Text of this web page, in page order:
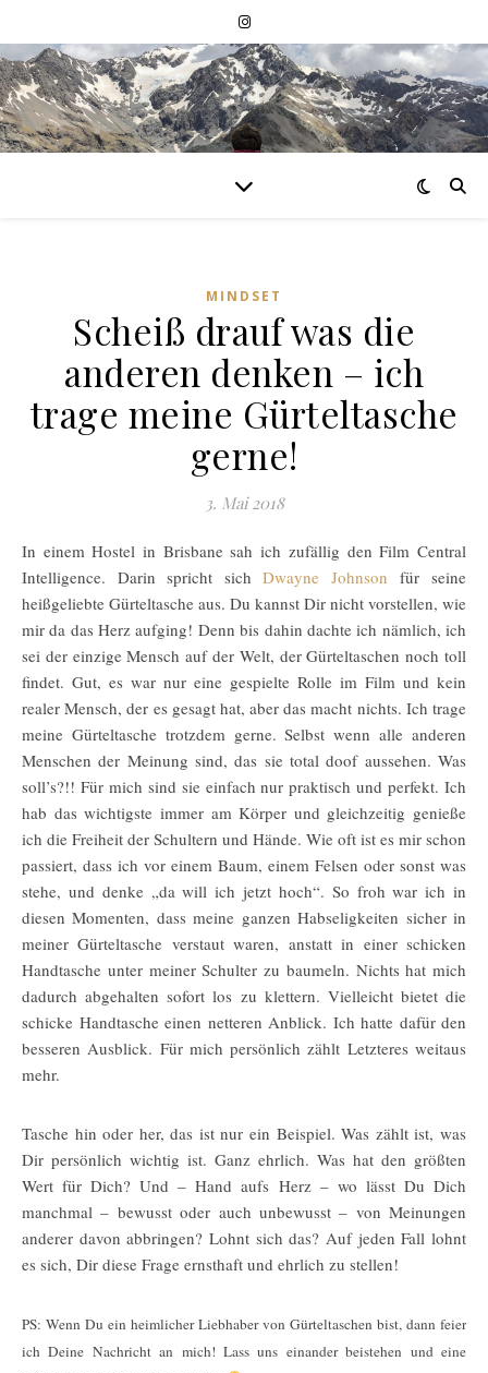
MINDSET
Scheiß drauf was die
anderen denken – ich
trage meine Gürteltasche
gerne!
3. Mai 2018
In einem Hostel in Brisbane sah ich zufällig den Film Central
Intelligence. Darin spricht sichDwayne Johnson für seine
heißgeliebte Gürteltasche aus. Du kannst Dir nicht vorstellen, wie
mir da das Herz aufging! Denn bis dahin dachte ich nämlich, ich
sei der einzige Mensch auf der Welt, der Gürteltaschen noch toll
findet. Gut, es war nur eine gespielte Rolle im Film und kein
realer Mensch, der es gesagt hat, aber das macht nichts. Ich trage
meine Gürteltasche trotzdem gerne. Selbst wenn alle anderen
Menschen der Meinung sind, das sie total doof aussehen. Was
soll’s?!! Für mich sind sie einfach nur praktisch und perfekt. Ich
hab das wichtigste immer am Körper und gleichzeitig genieße
ich die Freiheit der Schultern und Hände. Wie oft ist es mir schon
passiert, dass ich vor einem Baum, einem Felsen oder sonst was
stehe, und denke „da will ich jetzt hoch“. So froh war ich in
diesen Momenten, dass meine ganzen Habseligkeiten sicher in
meiner Gürteltasche verstaut waren, anstatt in einer schicken
Handtasche unter meiner Schulter zu baumeln. Nichts hat mich
dadurch abgehalten sofort los zu klettern. Vielleicht bietet die
schicke Handtasche einen netteren Anblick. Ich hatte dafür den
besseren Ausblick. Für mich persönlich zählt Letzteres weitaus
mehr.
Tasche hin oder her, das ist nur ein Beispiel. Was zählt ist, was
Dir persönlich wichtig ist. Ganz ehrlich. Was hat den größten
Wert für Dich? Und – Hand aufs Herz – wo lässt Du Dich
manchmal – bewusst oder auch unbewusst – von Meinungen
anderer davon abbringen? Lohnt sich das? Auf jeden Fall lohnt
es sich, Dir diese Frage ernsthaft und ehrlich zu stellen!
PS: Wenn Du ein heimlicher Liebhaber von Gürteltaschen bist, dann feier
ich Deine Nachricht an mich! Lass uns einander beistehen und eine